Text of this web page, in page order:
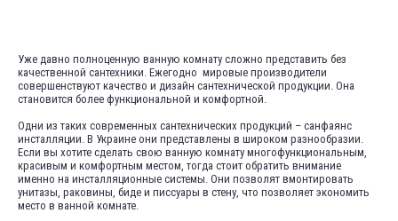
Уже давно полноценную ванную комнату сложно представить без
качественной сантехники. Ежегодно мировые производители
совершенствуют качество и дизайн сантехнической продукции. Она
становится более функциональной и комфортной.
Одни из таких современных сантехнических продукций – санфаянс
инсталляции. В Украине они представлены в широком разнообразии.
Если вы хотите сделать свою ванную комнату многофункциональным,
красивым и комфортным местом, тогда стоит обратить внимание
именно на инсталляционные системы. Они позволят вмонтировать
унитазы, раковины, биде и писсуары в стену, что позволяет экономить
место в ванной комнате.